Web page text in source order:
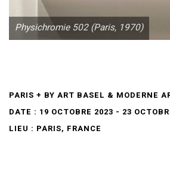
Physichromie 502 (Paris, 1970)
PARIS + BY ART BASEL & MODERNE
DATE : 19 OCTOBRE 2023 - 23
LIEU : PARIS, FRANCE